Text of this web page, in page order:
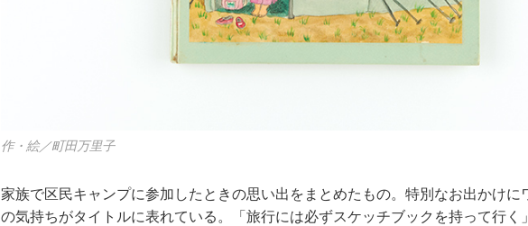
作・絵／町田万里子
家族で区民キャンプに参加したときの思い出をまとめたもの。特別なお出かけに
の気持ちがタイトルに表れている。「旅行には必ずスケッチブックを持って行く